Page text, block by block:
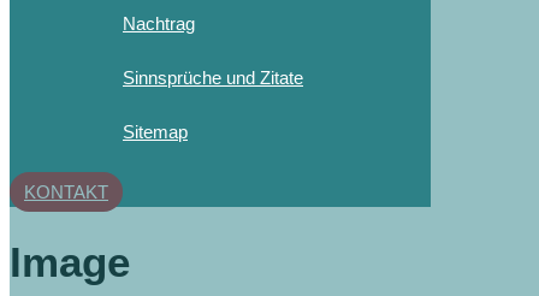
Nachtrag
Sinnsprüche und Zitate
Sitemap
KONTAKT
Image